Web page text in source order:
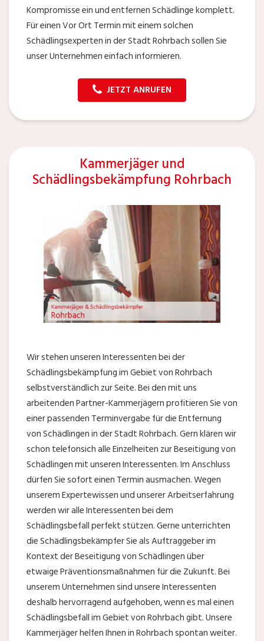
Kompromisse ein und entfernen Schädlinge komplett.
Für einen Vor Ort Termin mit einem solchen
Schädlingsexperten in der Stadt Rohrbach sollen Sie
unser Unternehmen einfach informieren.
JETZT ANRUFEN
Kammerjäger und
Schädlingsbekämpfung Rohrbach
Wir stehen unseren Interessenten bei der
Schädlingsbekämpfung im Gebiet von Rohrbach
selbstverständlich zur Seite. Bei den mit uns
arbeitenden Partner-Kammerjägern profitieren Sie von
einer passenden Terminvergabe für die Entfernung
von Schädlingen in der Stadt Rohrbach. Gern klären wir
schon telefonsich alle Einzelheiten zur Beseitigung von
Schädlingen mit unseren Interessenten. Im Anschluss
dürfen Sie sofort einen Termin ausmachen. Wegen
unserem Expertewissen und unserer Arbeitserfahrung
werden wir alle Interessenten bei dem
Schädlingsbefall perfekt stützen. Gerne unterrichten
die Schädlingsbekämpfer Sie als Auftraggeber im
Kontext der Beseitigung von Schädlingen über
etwaige Präventionsmaßnahmen für die Zukunft. Bei
unserem Unternehmen sind unsere Interessenten
deshalb hervorragend aufgehoben, wenn es mal einen
Schädlingsbefall im Gebiet von Rohrbach gibt. Unsere
Kammerjäger helfen Ihnen in Rohrbach spontan weiter.